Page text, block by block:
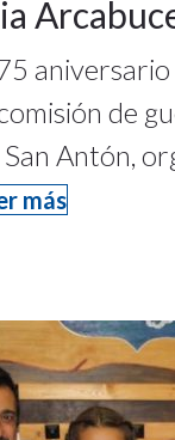
aniversario
de
Antón,
más